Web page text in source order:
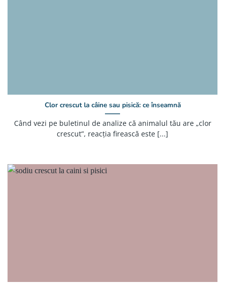
Clor crescut la câine sau pisică: ce înseamnă
Când vezi pe buletinul de analize că animalul tău are „clor
crescut”, reacția firească este [...]